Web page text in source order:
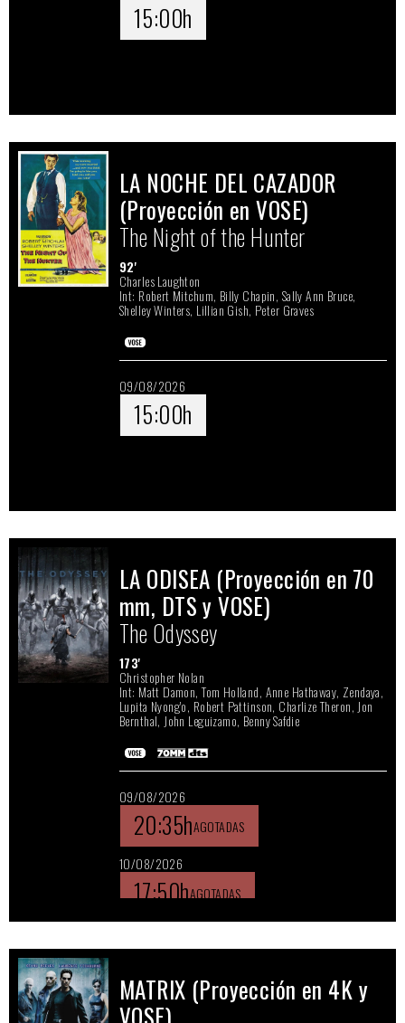
15:00h
LA NOCHE DEL CAZADOR
(Proyección en VOSE)
The Night of the Hunter
92'
Charles Laughton
Int: Robert Mitchum, Billy Chapin, Sally Ann Bruce,
Shelley Winters, Lillian Gish, Peter Graves
09/08/2026
15:00h
LA ODISEA (Proyección en 70
mm, DTS y VOSE)
The Odyssey
173'
Christopher Nolan
Int: Matt Damon, Tom Holland, Anne Hathaway, Zendaya,
Lupita Nyong'o, Robert Pattinson, Charlize Theron, Jon
Bernthal, John Leguizamo, Benny Safdie
09/08/2026
20:35h
10/08/2026
17:50h
15:10h
12/08/2026
MATRIX (Proyección en 4K y
VOSE)